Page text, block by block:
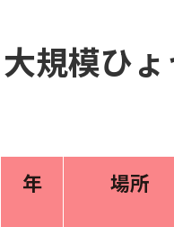
大規模ひ
年 場所